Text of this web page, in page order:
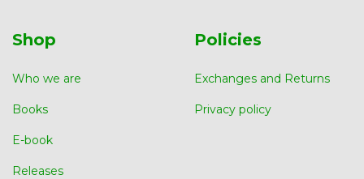
Shop
Who we are
Books
E-book
Releases
Policies
Exchanges and Returns
Privacy policy